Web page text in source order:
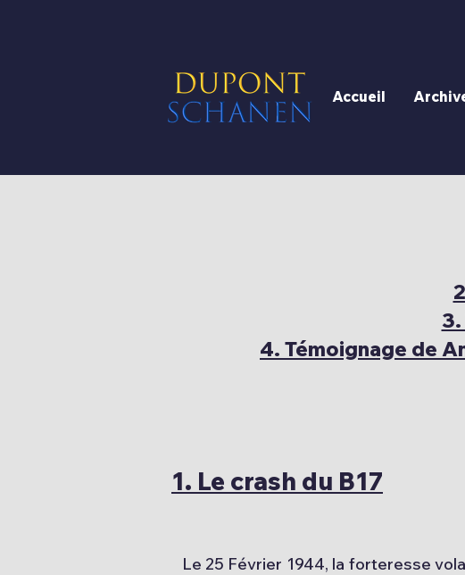
Accueil
4. Témoignage de
1. Le crash du B17
Le 25 Février 1944, la forteresse